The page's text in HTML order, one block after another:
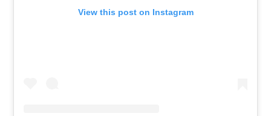
View this post on Instagram